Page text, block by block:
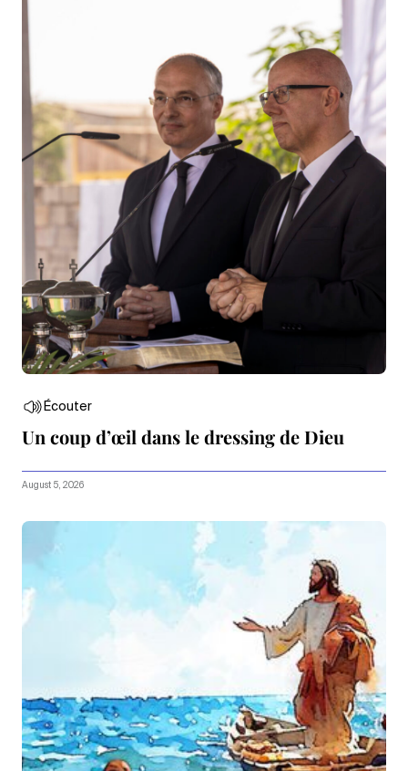
Écouter
Un coup d’œil dans le dressing de Dieu
August 5, 2026